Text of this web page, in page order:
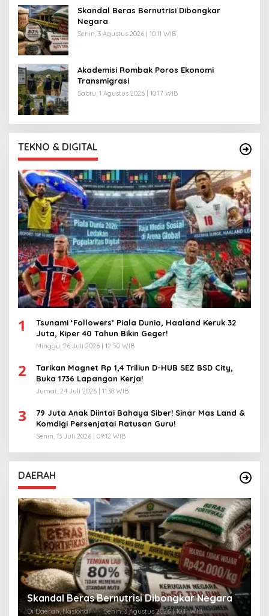
Skandal Beras Bernutrisi Dibongkar
Negara
Senin, 3 Agustus 2026 | 10:11 WIB
Akademisi Rombak Poros Ekonomi
Transmigrasi
Sabtu, 1 Agustus 2026 | 10:17 WIB
TEKNO & DIGITAL
1
Tsunami ‘Followers’ Piala Dunia, Haaland Keruk 32
Juta, Kiper 40 Tahun Bikin Geger!
Minggu, 26 Juli 2026 | 12:50 WIB
2
Tarikan Magnet Rp 1,4 Triliun D-HUB SEZ BSD City,
Buka 1736 Lapangan Kerja!
Jumat, 24 Juli 2026 | 11:38 WIB
3
79 Juta Anak Diintai Bahaya Siber! Sinar Mas Land &
Komdigi Persenjatai Ratusan Guru!
Senin, 13 Juli 2026 | 09:12 WIB
DAERAH
Skandal Beras Bernutrisi Dibongkar Negara
Di Daerah, Nasional | Senin, 3 Agustus 2026 | 10:11 WIB